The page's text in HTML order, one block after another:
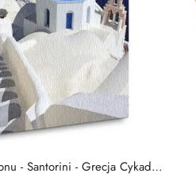
- Santorini - Grecja Cykady